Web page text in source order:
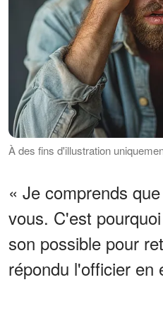
À des fins d'illustration
« Je comprends
vous. C'est
son possible pour
répondu l'officier en